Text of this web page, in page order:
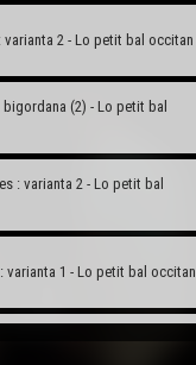
2 - Lo petit bal occitan
(2) - Lo petit bal
: varianta 2 - Lo petit bal
varianta 1 - Lo petit bal occitan